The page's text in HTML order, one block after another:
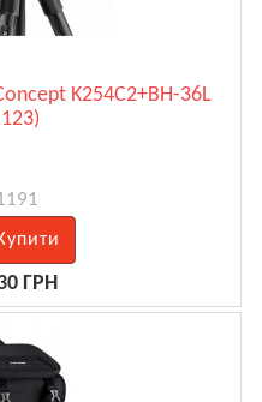
K254C2+BH-36L
ГРН